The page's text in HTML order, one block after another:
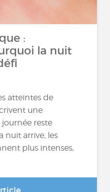
:
la nuit
atteintes de
une
reste
nuit arrive, les
plus intenses,